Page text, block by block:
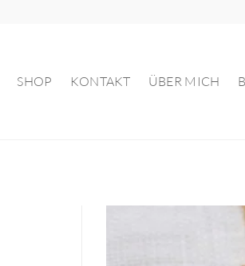
SHOP KONTAKT ÜBER MICH